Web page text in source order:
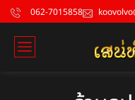
062-7015858